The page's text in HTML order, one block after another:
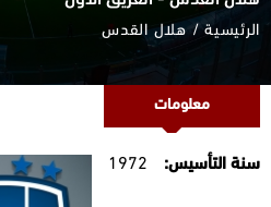
الرئيسية هلال القدس
معلومات
سنة التأسيس: 1972